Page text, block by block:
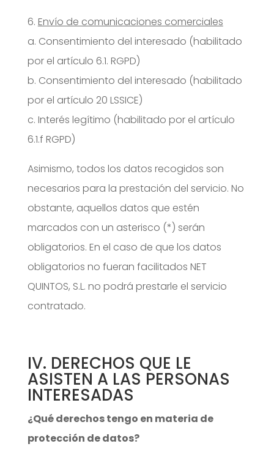
6. Envío de comunicaciones comerciales
a. Consentimiento del interesado (habilitado
por el artículo 6.1. RGPD)
b. Consentimiento del interesado (habilitado
por el artículo 20 LSSICE)
c. Interés legítimo (habilitado por el artículo
6.1.f RGPD)
Asimismo, todos los datos recogidos son
necesarios para la prestación del servicio. No
obstante, aquellos datos que estén
marcados con un asterisco (*) serán
obligatorios. En el caso de que los datos
obligatorios no fueran facilitados NET
QUINTOS, S.L. no podrá prestarle el servicio
contratado.
IV. DERECHOS QUE LE
ASISTEN A LAS PERSONAS
INTERESADAS
¿Qué derechos tengo en materia de
protección de datos?